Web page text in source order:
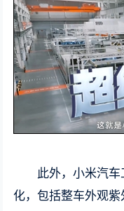
此外，小米汽
化，包括整车外观